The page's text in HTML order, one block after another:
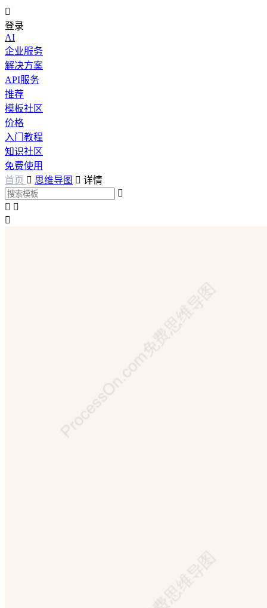

登录
AI
企业服务
解决方案
API服务
推荐
模板社区
价格
入门教程
知识社区
免费使用
首页  思维导图  详情

 
